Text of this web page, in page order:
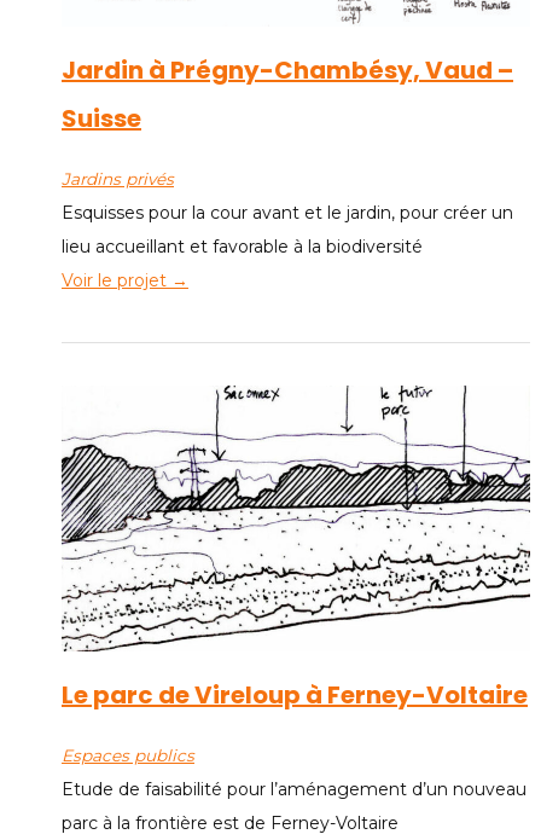
Jardin à Prégny-Chambésy, Vaud –
Suisse
Jardins privés
Esquisses pour la cour avant et le jardin, pour créer un
lieu accueillant et favorable à la biodiversité
Voir le projet →
Le parc de Vireloup à Ferney-Voltaire
Espaces publics
Etude de faisabilité pour l’aménagement d’un nouveau
parc à la frontière est de Ferney-Voltaire